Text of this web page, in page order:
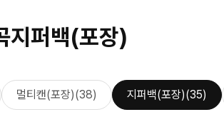
지퍼백(포장)
멀티캔(포장)(38) 지퍼백(포장)(35)